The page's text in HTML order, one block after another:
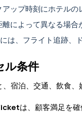
ップ時刻にホテル
によって異なる場合
は、フライト追跡、
ル条件
宿泊、交通、飲食
は、顧客満足を